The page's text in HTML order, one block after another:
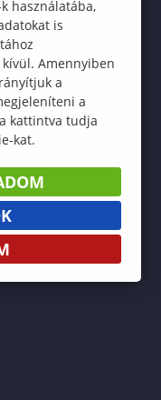
használatába,
is
Amennyiben
a
a
kattintva tudja
kat.